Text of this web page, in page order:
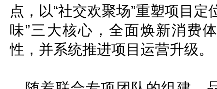
点，以“社交欢聚场”重塑项目
味”三大核心，全面焕新消费
性，并系统推进项目运营升级。